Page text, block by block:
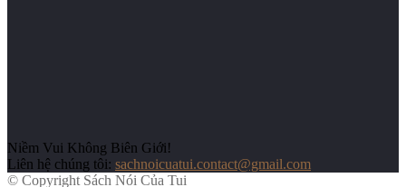
Niềm Vui Không Biên Giới!
Liên hệ chúng tôi: sachnoicuatui.contact@gmail.com
© Copyright Sách Nói Của Tui